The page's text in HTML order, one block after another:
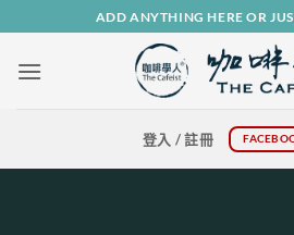
to
content
ADD ANYTHING HERE OR
登入 / 註冊